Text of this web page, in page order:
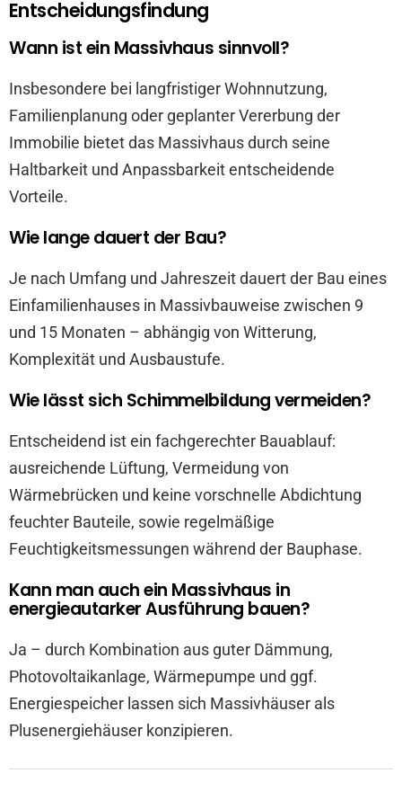
Entscheidungsfindung
Wann ist ein Massivhaus sinnvoll?
Insbesondere bei langfristiger Wohnnutzung,
Familienplanung oder geplanter Vererbung der
Immobilie bietet das Massivhaus durch seine
Haltbarkeit und Anpassbarkeit entscheidende
Vorteile.
Wie lange dauert der Bau?
Je nach Umfang und Jahreszeit dauert der Bau eines
Einfamilienhauses in Massivbauweise zwischen 9
und 15 Monaten – abhängig von Witterung,
Komplexität und Ausbaustufe.
Wie lässt sich Schimmelbildung vermeiden?
Entscheidend ist ein fachgerechter Bauablauf:
ausreichende Lüftung, Vermeidung von
Wärmebrücken und keine vorschnelle Abdichtung
feuchter Bauteile, sowie regelmäßige
Feuchtigkeitsmessungen während der Bauphase.
Kann man auch ein Massivhaus in
energieautarker Ausführung bauen?
Ja – durch Kombination aus guter Dämmung,
Photovoltaikanlage, Wärmepumpe und ggf.
Energiespeicher lassen sich Massivhäuser als
Plusenergiehäuser konzipieren.